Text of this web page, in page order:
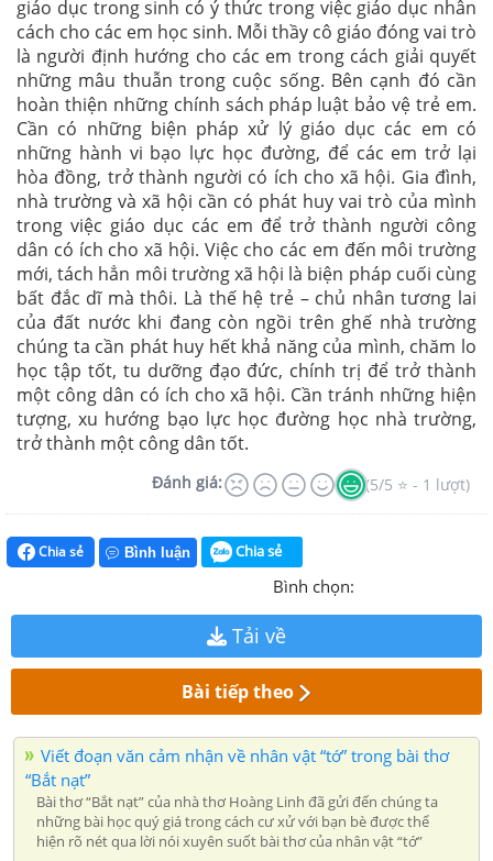
giáo dục trong sinh có ý thức trong việc giáo dục nhân
cách cho các em học sinh. Mỗi thầy cô giáo đóng vai trò
là người định hướng cho các em trong cách giải quyết
những mâu thuẫn trong cuộc sống. Bên cạnh đó cần
hoàn thiện những chính sách pháp luật bảo vệ trẻ em.
Cần có những biện pháp xử lý giáo dục các em có
những hành vi bạo lực học đường, để các em trở lại
hòa đồng, trở thành người có ích cho xã hội. Gia đình,
nhà trường và xã hội cần có phát huy vai trò của mình
trong việc giáo dục các em để trở thành người công
dân có ích cho xã hội. Việc cho các em đến môi trường
mới, tách hẳn môi trường xã hội là biện pháp cuối cùng
bất đắc dĩ mà thôi. Là thế hệ trẻ – chủ nhân tương lai
của đất nước khi đang còn ngồi trên ghế nhà trường
chúng ta cần phát huy hết khả năng của mình, chăm lo
học tập tốt, tu dưỡng đạo đức, chính trị để trở thành
một công dân có ích cho xã hội. Cần tránh những hiện
tượng, xu hướng bạo lực học đường học nhà trường,
trở thành một công dân tốt.
Đánh giá: (5/5 ⭐ - 1 lượt)
Chia sẻ Bình luận Chia sẻ
Bình chọn:
Tải về
Bài tiếp theo
Viết đoạn văn cảm nhận về nhân vật “tớ” trong bài thơ
“Bắt nạt”
Bài thơ “Bắt nạt” của nhà thơ Hoàng Linh đã gửi đến chúng ta
những bài học quý giá trong cách cư xử với bạn bè được thể
hiện rõ nét qua lời nói xuyên suốt bài thơ của nhân vật “tớ”